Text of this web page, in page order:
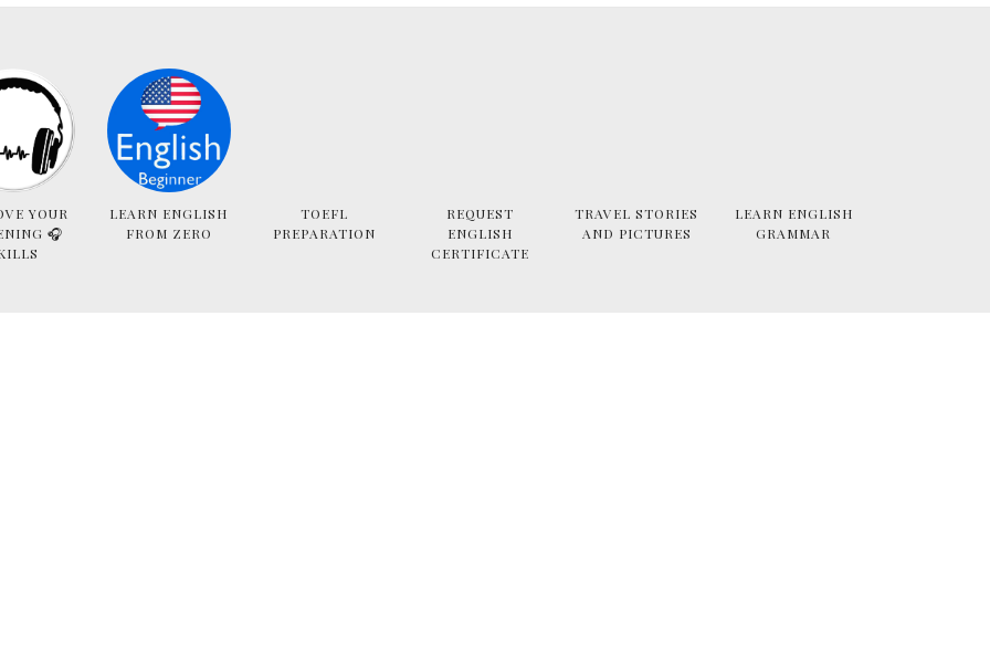
YOUR
🎧
LEARN ENGLISH
FROM ZERO
TOEFL
PREPARATION
REQUEST
ENGLISH
CERTIFICATE
TRAVEL STORIES
AND PICTURES
LEARN ENGLISH
GRAMMAR